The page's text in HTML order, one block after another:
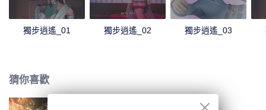
摧毀一個個世界。 歷代得道者，都不甘被收割，不斷的反抗，可是每一次都失
敗。 直到……主角葉宇出現，他剝開了一個個時代，剝開了一個個秘密。隨著
他展開了史詩級的畫卷，在這壯闊的世界中，不斷的成長，經歷愛情和友情，
獨步逍遙_01 獨步逍遙_02 獨步逍遙_03
猜你喜歡